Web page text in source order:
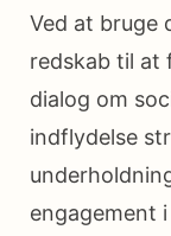
Ved at bruge
redskab til at
dialog om
indflydelse
engagement